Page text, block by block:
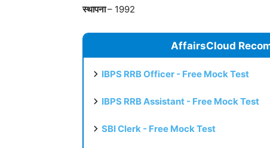
स्थापना– 1992
AffairsCloud
IBPS RRB Officer - Free Mock Test
IBPS RRB Assistant - Free Mock Test
SBI Clerk - Free Mock Test